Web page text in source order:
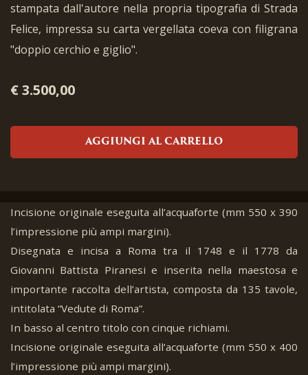
stampata dall'autore nella propria tipografia di Strada
Felice, impressa su carta vergellata coeva con filigrana
"doppio cerchio e giglio".
€ 3.500,00
AGGIUNGI AL CARRELLO
Incisione originale eseguita all’acquaforte (mm 550 x 390
l’impressione più ampi margini).
Disegnata e incisa a Roma tra il 1748 e il 1778 da
Giovanni Battista Piranesi e inserita nella maestosa e
importante raccolta dell’artista, composta da 135 tavole,
intitolata “Vedute di Roma”.
In basso al centro titolo con cinque richiami.
Incisione originale eseguita all’acquaforte (mm 550 x 400
l’impressione più ampi margini).